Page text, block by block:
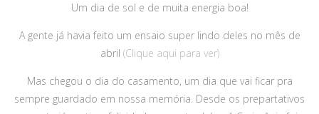
Um dia de sol e de muita energia boa!
A gente já havia feito um ensaio super lindo deles no mês de
abril (Clique aqui para ver)
Mas chegou o dia do casamento, um dia que vai ficar pra
sempre guardado em nossa memória. Desde os prepartativos